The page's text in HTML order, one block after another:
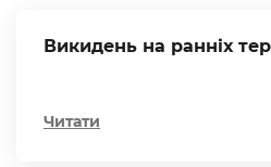
Викидень на ранніх
Читати